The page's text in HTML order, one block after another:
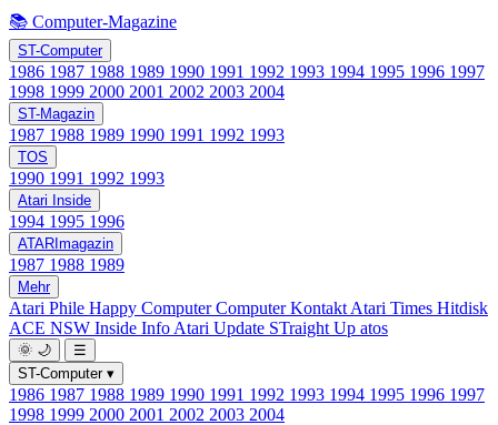
📚 Computer-Magazine
ST-Computer
1986 1987 1988 1989 1990 1991 1992 1993 1994 1995 1996 1997
1998 1999 2000 2001 2002 2003 2004
ST-Magazin
1987 1988 1989 1990 1991 1992 1993
TOS
1990 1991 1992 1993
Atari Inside
1994 1995 1996
ATARImagazin
1987 1988 1989
Mehr
Atari Phile Happy ComputerComputer Kontakt Atari Times Hitdisk
ACE NSW Inside Info Atari Update STraight Up atos
🌞 🌙
☰
ST-Computer ▾
1986 1987 1988 1989 1990 1991 1992 1993 1994 1995 1996 1997
1998 1999 2000 2001 2002 2003 2004